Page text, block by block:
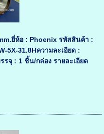
ยี่ห้อ : Phoenix รหัสสินค้า :
5X-31.8Hความละเอียด :
รจุ : 1 ชิ้น/กล่อง รายละเอียด